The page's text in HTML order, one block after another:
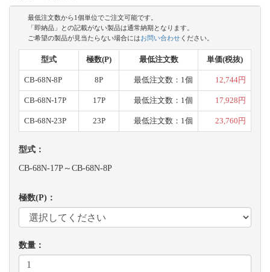
最低注文数から1個単位でご注文可能です。
「即納品」との記載がない製品は通常納期となります。
ご希望の製品が見当たらない場合にはお問い合わせ ください。
型式 極数(P) 最低注文数 単価(税抜)
CB-68N-8P 8P 最低注文数：1個 12,744円
CB-68N-17P 17P 最低注文数：1個 17,928円
CB-68N-23P 23P 最低注文数：1個 23,760円
型式：
CB-68N-17P～CB-68N-8P
極数(P)：
数量：